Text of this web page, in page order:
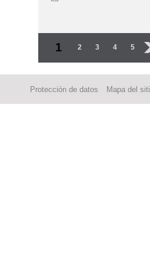
Páginas
1 2 3 4 5
Protección de datos Mapa del